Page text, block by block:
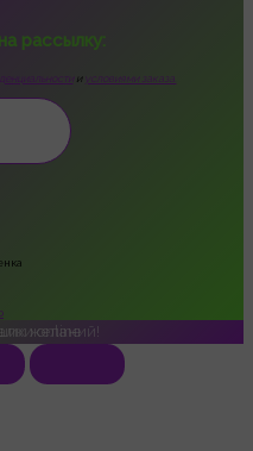
рассылку:
и условиями заказа.
желаний!
online